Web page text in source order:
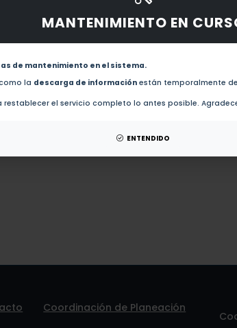
MANTENIMIENTO EN
de mantenimiento en el sistema.
la descarga de información están temporalmente
el servicio completo lo antes posible.
ENTENDIDO
de este autor.
de este autor.
Coordinación de Planeación